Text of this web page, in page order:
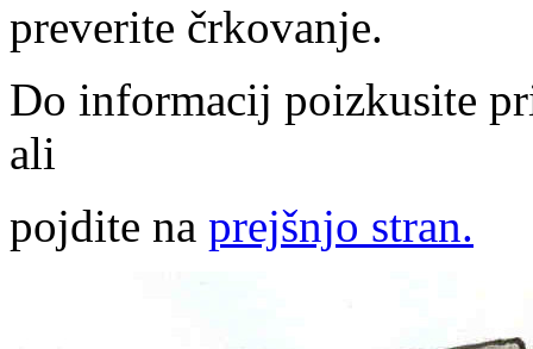
preverite črkovanje.
Do informacij poizkusite
ali
pojdite na prejšnjo stran.